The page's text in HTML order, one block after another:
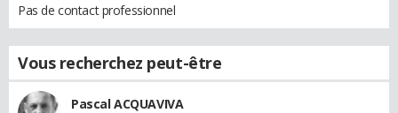
Pas de contact professionnel
Vous recherchez peut-être
Pascal ACQUAVIVA